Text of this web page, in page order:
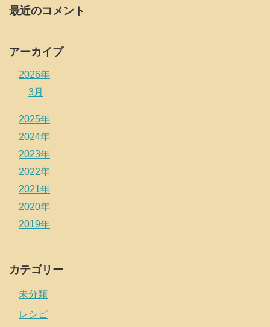
最近のコメント
アーカイブ
2026年
3月
2025年
2024年
2023年
2022年
2021年
2020年
2019年
カテゴリー
未分類
レシピ